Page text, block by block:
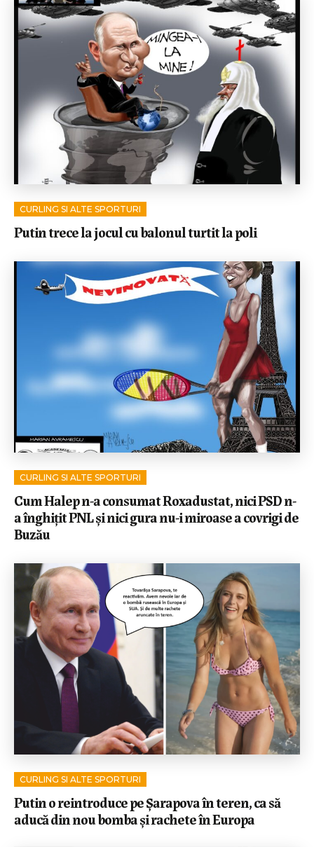
CURLING SI ALTE SPORTURI
Putin trece la jocul cu balonul turtit la poli
CURLING SI ALTE SPORTURI
Cum Halep n-a consumat Roxadustat, nici PSD n-
a înghițit PNL și nici gura nu-i miroase a covrigi de
Buzău
CURLING SI ALTE SPORTURI
Putin o reintroduce pe Șarapova în teren, ca să
aducă din nou bomba și rachete în Europa